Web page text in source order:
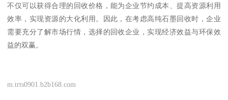
不仅可以获得合理的回收价格，能为企业节约成本、提高资源利用
效率，实现资源的大化利用。因此，在考虑高纯石墨回收时，企业
需要充分了解市场行情，选择的回收企业，实现经济效益与环保效
益的双赢。
m.trts0901.b2b168.com